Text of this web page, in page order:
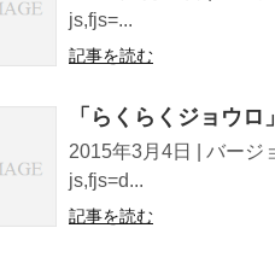
js,fjs=...
記事を読む
「らくらくジョウ
2015年3月4日 | バー
js,fjs=d...
記事を読む